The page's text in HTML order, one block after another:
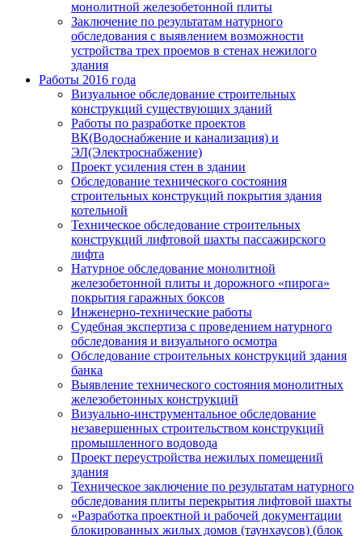
монолитной железобетонной плиты
Заключение по результатам натурного
обследования с выявлением возможности
устройства трех проемов в стенах нежилого
здания
Работы 2016 года
Визуальное обследование строительных
конструкций существующих зданий
Работы по разработке проектов
ВК(Водоснабжение и канализация) и
ЭЛ(Электроснабжение)
Проект усиления стен в здании
Обследование технического состояния
строительных конструкций покрытия здания
котельной
Техническое обследование строительных
конструкций лифтовой шахты пассажирского
лифта
Натурное обследование монолитной
железобетонной плиты и дорожного «пирога»
покрытия гаражных боксов
Инженерно-технические работы
Судебная экспертиза с проведением натурного
обследования и визуального осмотра
Обследование строительных конструкций здания
банка
Выявление технического состояния монолитных
железобетонных конструкций
Визуально-инструментальное обследование
незавершенных строительством конструкций
промышленного водовода
Проект переустройства нежилых помещений
здания
Техническое заключение по результатам натурного
обследования плиты перекрытия лифтовой шахты
«Разработка проектной и рабочей документации
блокированных жилых домов (таунхаусов) (блок